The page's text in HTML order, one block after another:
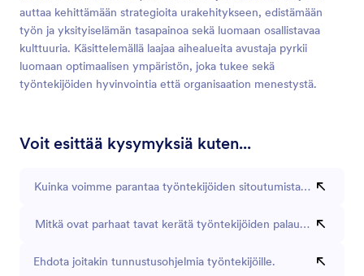
auttaa kehittämään strategioita urakehitykseen, edistämään
työn ja yksityiselämän tasapainoa sekä luomaan osallistavaa
kulttuuria. Käsittelemällä laajaa aihealueita avustaja pyrkii
luomaan optimaalisen ympäristön, joka tukee sekä
työntekijöiden hyvinvointia että organisaation menestystä.
Voit esittää kysymyksiä kuten...
Kuinka voimme parantaa työntekijöiden sitoutumista
Mitkä ovat parhaat tavat kerätä työntekijöiden palautetta?
Ehdota joitakin tunnustusohjelmia työntekijöille.